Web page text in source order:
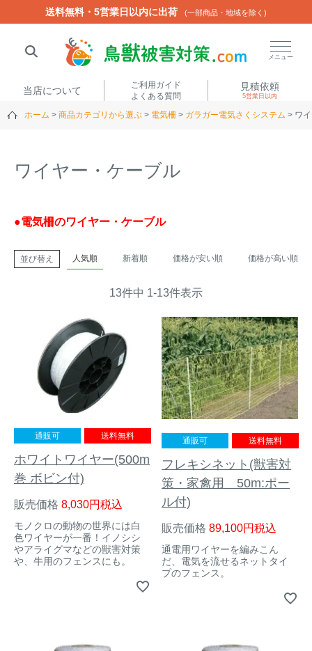
送料無料・5営業日以内に出荷 (一部商品・地域を除く)
メニュー
当店について
ご利用ガイド
よくある質問
見積依頼
5営業日以内
ホーム 商品カテゴリから選ぶ 電気柵 ガラガー電気さくシステム ワ
ワイヤー・ケーブル
●電気柵のワイヤー・ケーブル
並び替え 人気順 新着順 価格が安い順 価格が高い順
13件中 1-13件表示
通販可 送料無料
ホワイトワイヤー(500m
巻 ボビン付)
販売価格 8,030 税込
モノクロの動物の世界には白
色ワイヤーが一番！イノシシ
やアライグマなどの獣害対策
や、牛用のフェンスにも。
通販可 送料無料
フレキシネット(獣害対
策・家禽用 50m:ポー
ル付)
販売価格 89,100 税込
通電用ワイヤーを編みこん
だ、電気を流せるネットタイ
プのフェンス。
送料無料・5営業日以内に出荷 (一部商品・地域を除く)
閉じる
いのししくん
TREL4G-R
アニマルネット2300
トレイルカメラ（セン
サーカメラ）
屋外防犯・監視カメ
ラ（SDカード録画）
ICT・IoT機器
知・遠隔監視）
金網柵（ワイヤーメッシ
箱わな（イノシシ・シ
カ・サル等）
箱わな
防獣・防鳥ネット
くくり罠（イノシシ・
シカ等）
苗木食害防止材
忌避用品
漁網
対象動物から選ぶ
イノシシ対策 キツネ対策